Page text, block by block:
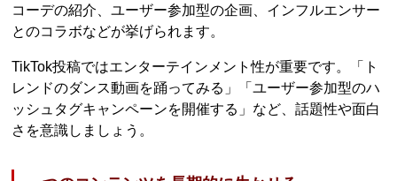
コーデの紹介、ユーザー参加型の企画、インフルエンサー
とのコラボなどが挙げられます。
TikTok投稿ではエンターテインメント性が重要です。「ト
レンドのダンス動画を踊ってみる」「ユーザー参加型のハ
ッシュタグキャンペーンを開催する」など、話題性や面白
さを意識しましょう。